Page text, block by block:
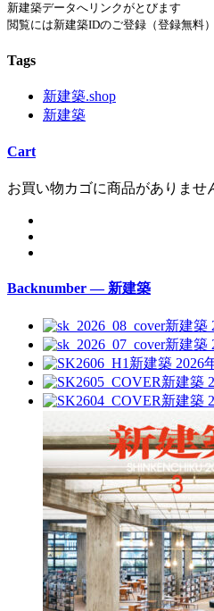
新建築データへリンクがとびます
閲覧には新建築IDのご登録（登録無料
Tags
新建築.shop
新建築
Cart
お買い物カゴに商品がありませ
Backnumber — 新建築
新建築
新建築
新建築 2026
新建築
新建築